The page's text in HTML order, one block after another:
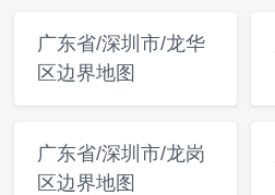
广东省/深圳市/龙华
区边界地图
广东省/深圳市/龙岗
区边界地图